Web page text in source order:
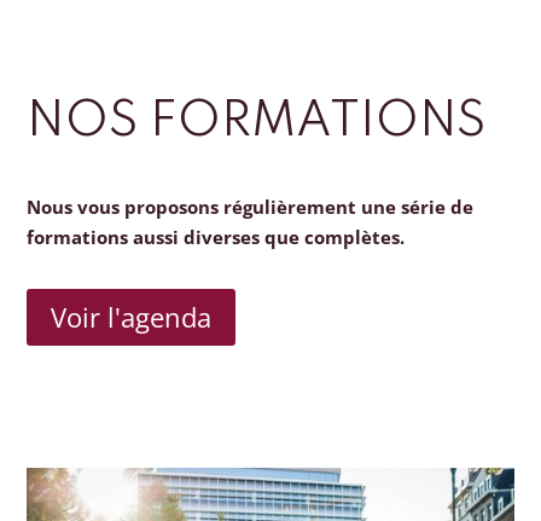
NOS FORMATIONS
Nous vous proposons régulièrement une série de
formations aussi diverses que complètes.
Voir l'agenda